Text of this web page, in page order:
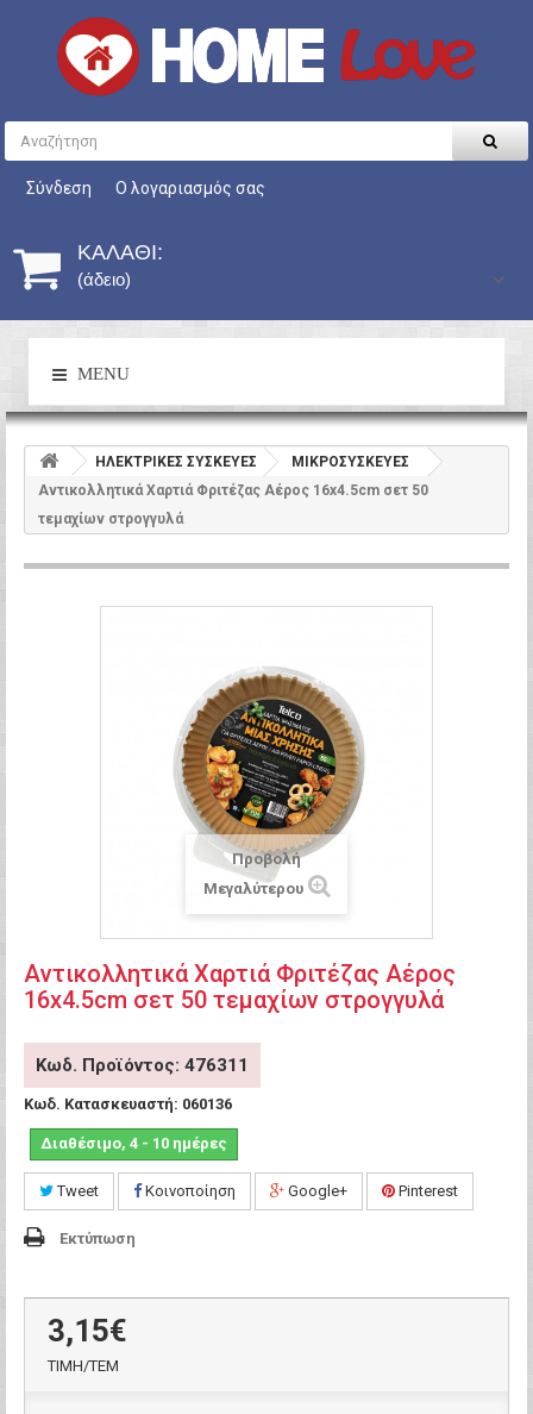
Σύνδεση Ο λογαριασμός σας
ΚΑΛΆΘΙ:
(άδειο)
MENU
HΛΕΚΤΡΙΚΕΣ ΣΥΣΚΕΥΕΣ
ΜΙΚΡΟΣΥΣΚΕΥΕΣ
Αντικολλητικά Χαρτιά Φριτέζας Αέρος 16x4.5cm σετ 50
τεμαχίων στρογγυλά
Προβολή
Μεγαλύτερου
Αντικολλητικά Χαρτιά Φριτέζας Αέρος
16x4.5cm σετ 50 τεμαχίων στρογγυλά
Κωδ. Προϊόντος: 476311
Κωδ. Κατασκευαστή: 060136
Διαθέσιμο, 4 - 10 ημέρες
Tweet Κοινοποίηση Google+ Pinterest
Εκτύπωση
3,15€
ΤΙΜH/ΤΕΜ